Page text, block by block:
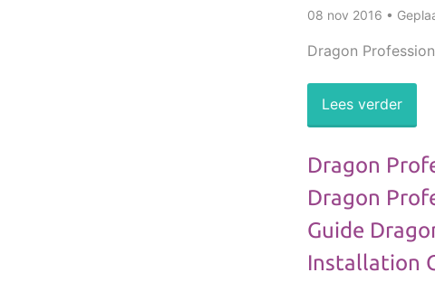
08 nov 2016 •
Dragon
Lees verder
Dragon
Dragon
Guide
Installation